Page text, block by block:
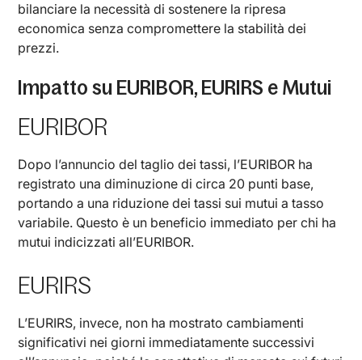
bilanciare la necessità di sostenere la ripresa
economica senza compromettere la stabilità dei
prezzi.
Impatto su EURIBOR, EURIRS e Mutui
EURIBOR
Dopo l’annuncio del taglio dei tassi, l’EURIBOR ha
registrato una diminuzione di circa 20 punti base,
portando a una riduzione dei tassi sui mutui a tasso
variabile. Questo è un beneficio immediato per chi ha
mutui indicizzati all’EURIBOR.
EURIRS
L’EURIRS, invece, non ha mostrato cambiamenti
significativi nei giorni immediatamente successivi